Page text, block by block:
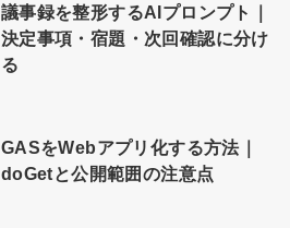
議事録を整形するAIプロンプト｜
決定事項・宿題・次回確認に分け
る
GASをWebアプリ化する方法｜
doGetと公開範囲の注意点